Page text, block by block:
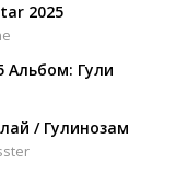
2025
Альбом: Гули
/ Гулинозам